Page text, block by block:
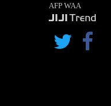
AFP WAA